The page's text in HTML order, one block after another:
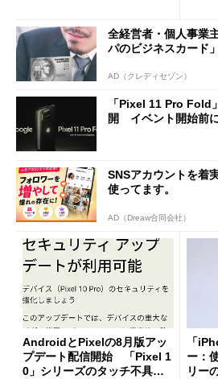
全経営者・個人事業
パのビジネスカード」
AD（クレディセゾン）
「Pixel 11 Pro Fold
開 イベント開始前
SNSアカウントを着
使ってます。
AD（Dreaw合同会社）
AndroidとPixelの8月版アッ
プデート配信開始 「Pixel 1
0」シリーズのタッチ不具合
「
ー：
リー